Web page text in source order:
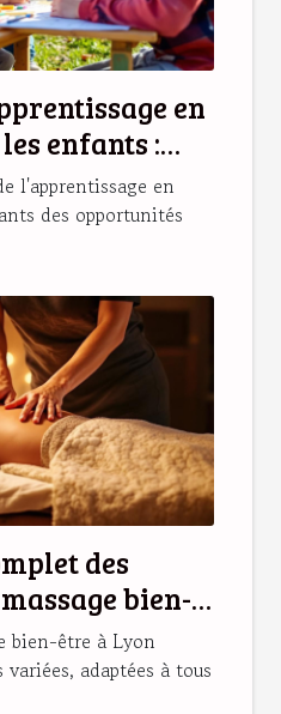
en
enfants :
l'apprentissage en
des opportunités
des
bien-
à Lyon
bien-être à Lyon
adaptées à tous